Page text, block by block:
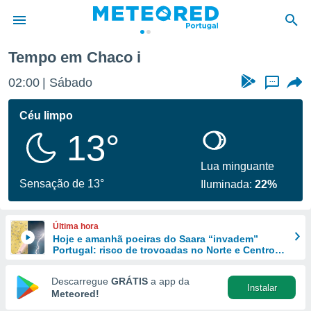
da
foi
fornecidas
a este
das
e
forma
digital
Tempo em Chaco i
02:00 Sábado ...
Céu limpo
13°
Sensação de 13°
Lua minguante
Iluminada:22%
Última hora
Hoje e amanhã poeiras do Saara “invadem”
Portugal: risco de trovoadas no Norte e Centro
Descarregue GRÁTIS a app da
Meteored!
Instalar